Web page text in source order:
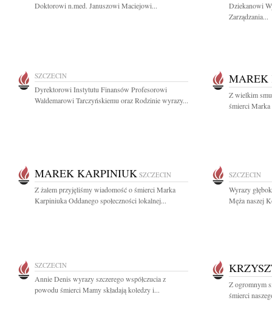
Doktorowi n.med. Januszowi Maciejowi...
Dziekanowi
Zarządzania...
SZCZECIN
Dyrektorowi Instytutu Finansów Profesorowi
Waldemarowi Tarczyńskiemu oraz Rodzinie wyrazy...
MAREK
Z wielkim
śmierci
MAREK KARPINIUK SZCZECIN
Z żalem przyjęliśmy wiadomość o śmierci Marka
Karpiniuka Oddanego społeczności lokalnej...
SZCZECIN
Wyrazy
Męża naszej
SZCZECIN
Annie Denis wyrazy szczerego współczucia z
powodu śmierci Mamy składają koledzy i...
Z ogromnym
śmierci